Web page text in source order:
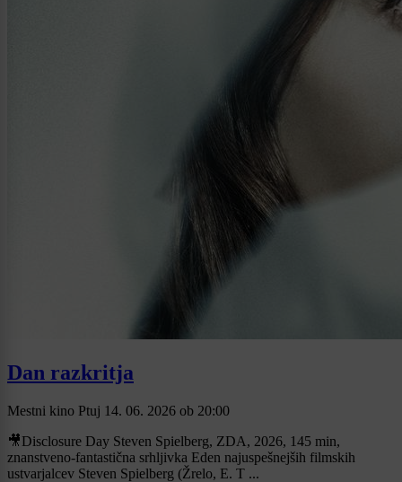
Dan razkritja
Mestni kino Ptuj 14. 06. 2026 ob 20:00
🎥Disclosure Day Steven Spielberg, ZDA, 2026, 145 min,
znanstveno-fantastična srhljivka Eden najuspešnejših filmskih
ustvarjalcev Steven Spielberg (Žrelo, E. T ...